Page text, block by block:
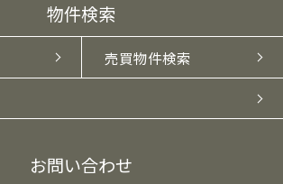
物件検索
売買物件検索
お問い合わせ